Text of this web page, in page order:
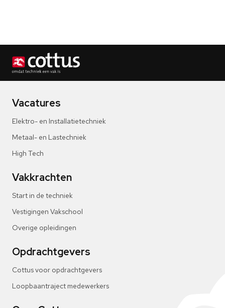
Vacatures
Elektro- en Installatietechniek
Metaal- en Lastechniek
High Tech
Vakkrachten
Start in de techniek
Vestigingen Vakschool
Overige opleidingen
Opdrachtgevers
Cottus voor opdrachtgevers
Loopbaantraject medewerkers